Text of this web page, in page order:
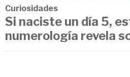
Curiosidades
Si naciste un día 5,
numerología revela